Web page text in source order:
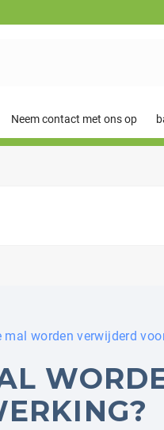
Neem contact met ons op
mal worden verwijderd